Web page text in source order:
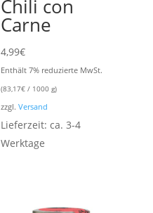
Chili con
Carne
4,99€
Enthält 7% reduzierte MwSt.
(83,17€ / 1000 g)
zzgl.Versand
Lieferzeit: ca. 3-4
Werktage